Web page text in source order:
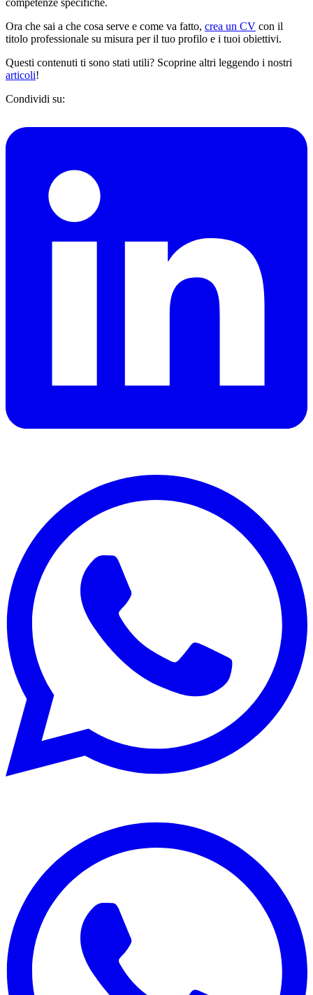
competenze specifiche.
Ora che sai a che cosa serve e come va fatto, crea un CV con il
titolo professionale su misura per il tuo profilo e i tuoi obiettivi.
Questi contenuti ti sono stati utili? Scoprine altri leggendo i nostri
articoli!
Condividi su: